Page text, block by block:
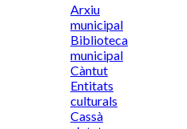
Arxiu
municipal
Biblioteca
municipal
Càntut
Entitats
culturals
Cassà